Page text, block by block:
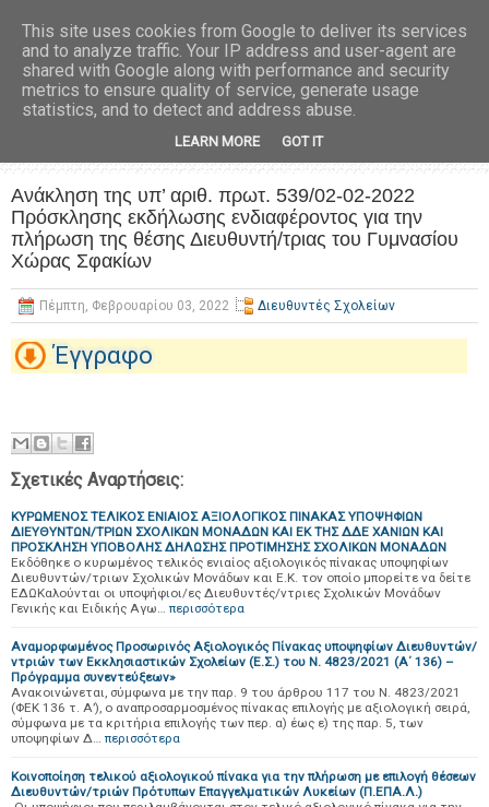
Ανάκληση της υπ’ αριθ. πρωτ. 539/02-02-2022
Πρόσκλησης εκδήλωσης ενδιαφέροντος για την
πλήρωση της θέσης Διευθυντή/τριας του Γυμνασίου
Χώρας Σφακίων
Πέμπτη, Φεβρουαρίου 03, 2022 Διευθυντές Σχολείων
Έγγραφο
Σχετικές Αναρτήσεις:
ΚΥΡΩΜΕΝΟΣ ΤΕΛΙΚΟΣ ΕΝΙΑΙΟΣ ΑΞΙΟΛΟΓΙΚΟΣ ΠΙΝΑΚΑΣ ΥΠΟΨΗΦΙΩΝ
ΔΙΕΥΘΥΝΤΩΝ/ΤΡΙΩΝ ΣΧΟΛΙΚΩΝ ΜΟΝΑΔΩΝ ΚΑΙ ΕΚ ΤΗΣ ΔΔΕ ΧΑΝΙΩΝ ΚΑΙ
ΠΡΟΣΚΛΗΣΗ ΥΠΟΒΟΛΗΣ ΔΗΛΩΣΗΣ ΠΡΟΤΙΜΗΣΗΣ ΣΧΟΛΙΚΩΝ ΜΟΝΑΔΩΝ
Εκδόθηκε ο κυρωμένος τελικός ενιαίος αξιολογικός πίνακας υποψηφίων
Διευθυντών/τριων Σχολικών Μονάδων και Ε.Κ. τον οποίο μπορείτε να δείτε
ΕΔΩΚαλούνται οι υποψήφιοι/ες Διευθυντές/ντριες Σχολικών Μονάδων
Γενικής και Ειδικής Αγω… περισσότερα
Αναμορφωμένος Προσωρινός Αξιολογικός Πίνακας υποψηφίων Διευθυντών/
ντριών των Εκκλησιαστικών Σχολείων (Ε.Σ.) του Ν. 4823/2021 (Α΄ 136) –
Πρόγραμμα συνεντεύξεων» ​
Ανακοινώνεται, σύμφωνα με την παρ. 9 του άρθρου 117 του Ν. 4823/2021
(ΦΕΚ 136 τ. Α’), ο αναπροσαρμοσμένος πίνακας επιλογής με αξιολογική σειρά,
σύμφωνα με τα κριτήρια επιλογής των περ. α) έως ε) της παρ. 5, των
υποψηφίων Δ… περισσότερα
Κοινοποίηση τελικού αξιολογικού πίνακα για την πλήρωση με επιλογή θέσεων
Διευθυντών/τριών Πρότυπων Επαγγελματικών Λυκείων (Π.ΕΠΑ.Λ.)
This site uses cookies from Google to deliver its services
and to analyze traffic. Your IP address and user-agent are
shared with Google along with performance and security
metrics to ensure quality of service, generate usage
statistics, and to detect and address abuse.
LEARN MORE GOT IT